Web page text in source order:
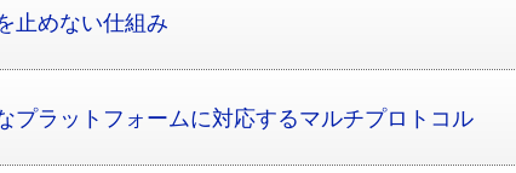
止めない仕組み
プラットフォームに対応するマルチプロトコル